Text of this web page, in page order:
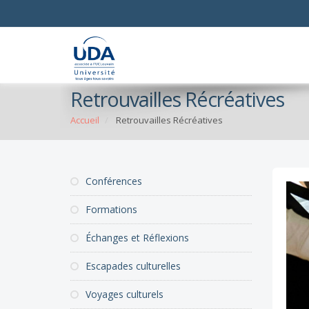
Retrouvailles Récréatives
Accueil Retrouvailles Récréatives
Conférences
Formations
Échanges et Réflexions
Escapades culturelles
Voyages culturels